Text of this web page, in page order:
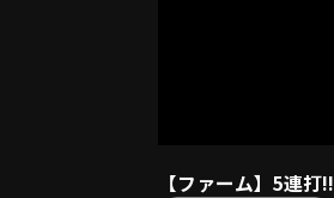
【ファーム】5連